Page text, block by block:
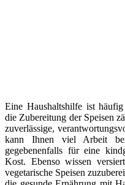
Eine Haushaltshilfe ist häufig
die Zubereitung der Speisen
zuverlässige,
kann Ihnen viel Arbeit
gegebenenfalls für eine
Kost. Ebenso wissen
vegetarische Speisen